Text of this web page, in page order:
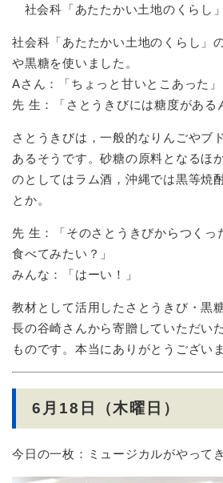
社会科「あたたかい土地のくらし
社会科「あたたかい土地のくらし」
や黒糖を使いました。
Aさん：「ちょっと甘いとこあった」
先 生：「さとうきびには糖度がある
さとうきびは，一般的なりんごやブ
あるそうです。砂糖の原料となるほ
のとしてはラム酒，沖縄では黒等焼
とか。
先 生：「そのさとうきびからつくっ
食べてみたい？」
みんな：「はーい！」
教材として活用したさとうきび・黒
長の谷崎さんから寄贈していただい
ものです。本当にありがとうござい
6月18日（木曜日）
今日の一枚：ミュージカルがやって